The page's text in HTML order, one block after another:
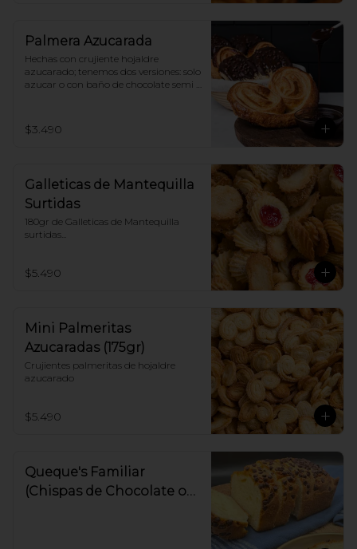
Palmera Azucarada
Hechas con crujiente hojaldre
azucarado; tenemos dos versiones: solo
azucar o con baño de chocolate semi
$3.490
Galleticas de Mantequilla
Surtidas
180gr de Galleticas de Mantequilla
surtidas...
$5.490
Mini Palmeritas
Azucaradas (175gr)
Crujientes palmeritas de hojaldre
azucarado
$5.490
Queque's Familiar
(Chispas de Chocolate o